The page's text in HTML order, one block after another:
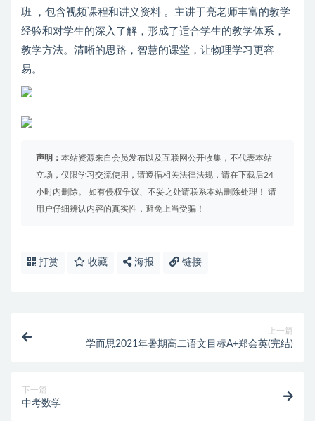
班 ，包含视频课程和讲义资料 。主讲于亮老师丰富的教学
经验和对学生的深入了解，形成了适合学生的教学体系，
教学方法。清晰的思路，智慧的课堂，让物理学习更容
易。
声明： 本站资源来自会员发布以及互联网公开收集，不代表本站
立场，仅限学习交流使用，请遵循相关法律法规，请在下载后24
小时内删除。 如有侵权争议、不妥之处请联系本站删除处理！ 请
用户仔细辨认内容的真实性，避免上当受骗！
打赏 收藏 海报 链接
上一篇
学而思2021年暑期高二语文目标A+郑会英(完结)
下一篇
中考数学